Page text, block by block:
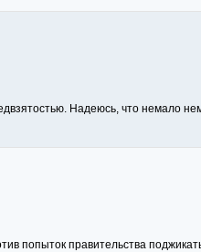
Надеюсь, что немало
попыток правительства